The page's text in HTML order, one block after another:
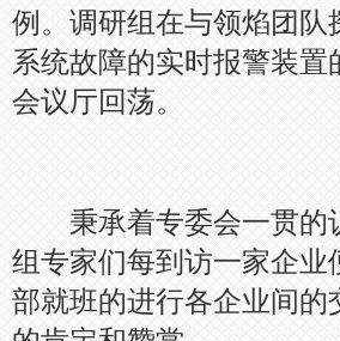
例。调研组在与领焰团
系统故障的实时报警装
会议厅回荡。
秉承着专委会一贯的
组专家们每到访一家企
部就班的进行各企业间